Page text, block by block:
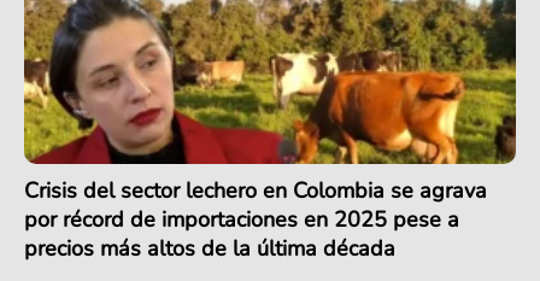
Crisis del sector lechero en Colombia se agrava
por récord de importaciones en 2025 pese a
precios más altos de la última década